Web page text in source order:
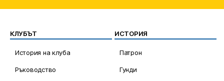
КЛУБЪТ
История на клуба
Ръководство
ИСТОРИЯ
Патрон
Гунди